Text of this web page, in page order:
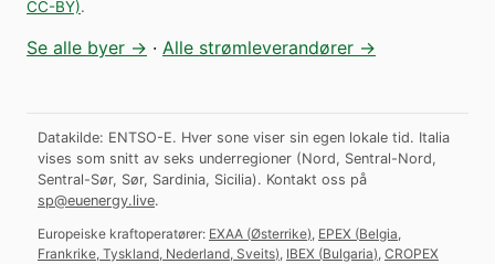
CC-BY).
Se alle byer → · Alle strømleverandører →
Datakilde: ENTSO-E. Hver sone viser sin egen lokale tid. Italia
vises som snitt av seks underregioner (Nord, Sentral-Nord,
Sentral-Sør, Sør, Sardinia, Sicilia). Kontakt oss på
sp@euenergy.live.
Europeiske kraftoperatører: EXAA (Østerrike), EPEX (Belgia,
Frankrike, Tyskland, Nederland, Sveits), IBEX (Bulgaria), CROPEX